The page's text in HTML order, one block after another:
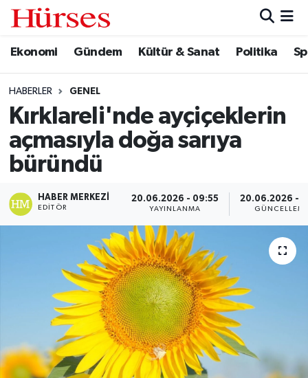
Ekonomi Gündem Kültür & Sanat Politika
HABERLER GENEL
Kırklareli'nde ayçiçeklerin
açmasıyla doğa sarıya
büründü
HABER MERKEZI
EDITÖR
20.06.2026 - 09:55
YAYINLANMA
20.06.2026 -
Ekonomi
Gündem
Kültür & Sanat
Politika
Spor
Turizm
Hava Durumu
Trafik Durumu
Süper Lig Puan Durumu ve Fikstür
Tüm Manşetler
Son Dakika Haberleri
Haber Arşivi